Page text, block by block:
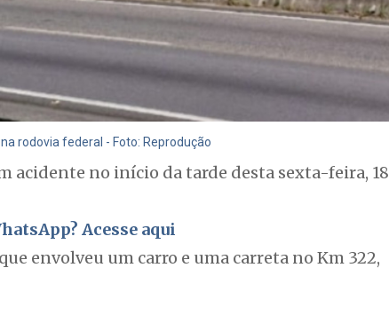
rodovia federal - Foto: Reprodução
acidente no início da tarde desta sexta-feira, 18
Acesse aqui
envolveu um carro e uma carreta no Km 322,